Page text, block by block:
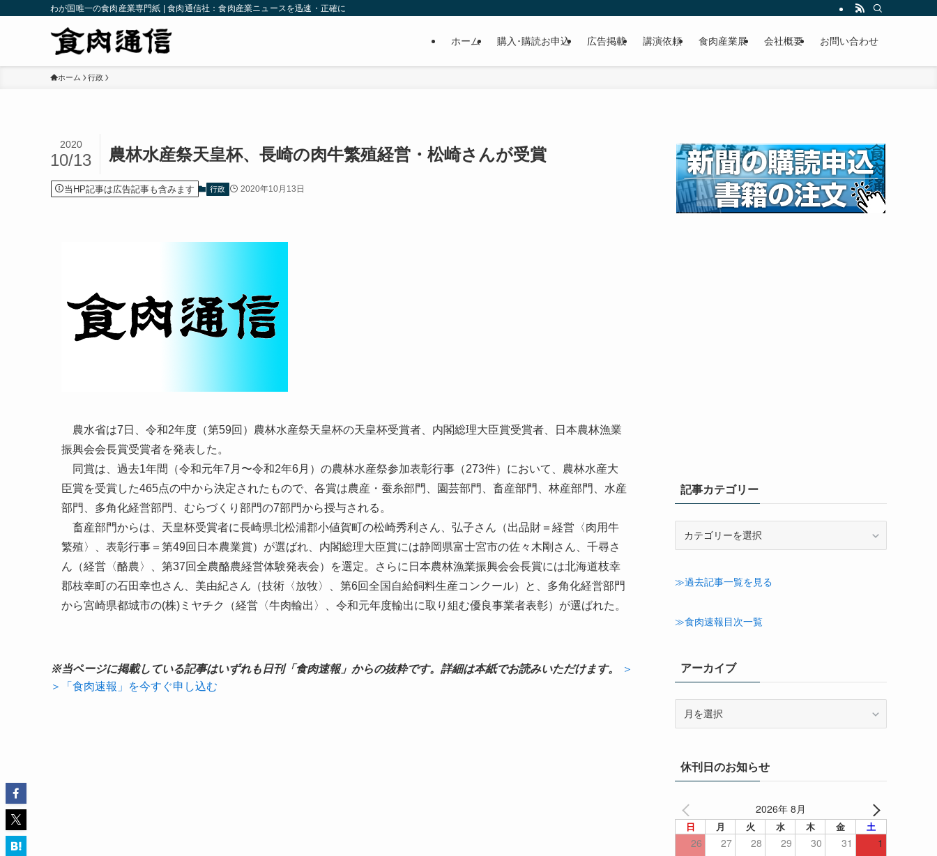
わが国唯一の食肉産業専門紙 | 食肉通信社：食肉産業ニュースを迅速・正確に
ホーム 購入･購読お申込 広告掲載 講演依頼 食肉産業展 会社概要 お問い合わせ
ホーム 行政
農林水産祭天皇杯、長崎の肉牛繁殖経営・松崎さんが受賞
2020
10/13
当HP記事は広告記事も含みます 行政 2020年10月13日
農水省は7日、令和2年度（第59回）農林水産祭天皇杯の天皇杯受賞者、内閣総理大臣賞受賞者、日本農林漁業
振興会会長賞受賞者を発表した。
同賞は、過去1年間（令和元年7月〜令和2年6月）の農林水産祭参加表彰行事（273件）において、農林水産大
臣賞を受賞した465点の中から決定されたもので、各賞は農産・蚕糸部門、園芸部門、畜産部門、林産部門、水産
部門、多角化経営部門、むらづくり部門の7部門から授与される。
畜産部門からは、天皇杯受賞者に長崎県北松浦郡小値賀町の松崎秀利さん、弘子さん（出品財＝経営〈肉用牛
繁殖〉、表彰行事＝第49回日本農業賞）が選ばれ、内閣総理大臣賞には静岡県富士宮市の佐々木剛さん、千尋さ
ん（経営〈酪農〉、第37回全農酪農経営体験発表会）を選定。さらに日本農林漁業振興会会長賞には北海道枝幸
郡枝幸町の石田幸也さん、美由紀さん（技術〈放牧〉、第6回全国自給飼料生産コンクール）と、多角化経営部門
から宮崎県都城市の(株)ミヤチク（経営〈牛肉輸出〉、令和元年度輸出に取り組む優良事業者表彰）が選ばれた。
※当ページに掲載している記事はいずれも日刊「食肉速報」からの抜粋です。詳細は本紙でお読みいただけます。
＞
＞「食肉速報」を今すぐ申し込む
記事カテゴリー
ゴ
ー
≫過去記事一覧を見る
≫食肉速報目次一覧
アーカイブ
ブ休刊日のお知らせ
2026年 8月
日 月 火 水 木 金 土
26 27 28 29 30 31 1